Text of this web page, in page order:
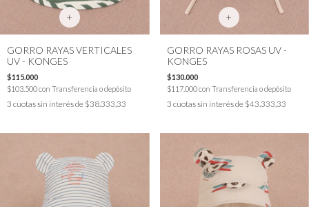
+
GORRO RAYAS VERTICALES
UV - KONGES
$115.000
$103.500con Transferencia o depósito
3 cuotas sin interés de $38.333,33
+
GORRO RAYAS ROSAS UV -
KONGES
$130.000
$117.000con Transferencia o depósito
3 cuotas sin interés de $43.333,33